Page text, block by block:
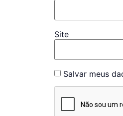
Site
Salvar meus